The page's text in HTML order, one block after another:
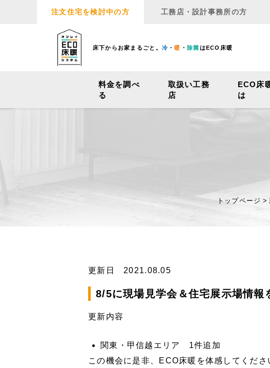
床下からお家まるごと。 冷 ・暖 ・ 除菌はECO床暖
注文住宅を検討中の方 工務店・設計事務所の方
料金を調べ
る
取扱い工務
店
ECO床
は
トップページ
更新日 2021.08.05
8/5に現場見学会＆住宅展示場情報
更新内容
関東・甲信越エリア 1件追加
この機会に是非、ECO床暖を体感してくださ